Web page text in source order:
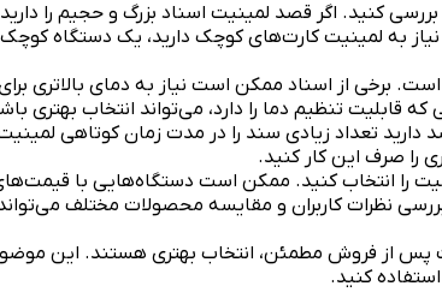
کنید. اگر قصد لمینیت اسناد بزرگ و حجیم را
به لمینیت کارت‌های کوچک دارید، یک دستگاه
برخی از اسناد ممکن است نیاز به دمای بالاتری
قابلیت تنظیم دما را دارد، می‌تواند انتخاب بهتری
تعداد زیادی سند را در مدت زمان کوتاهی
را صرف این کار کنید.
انتخاب کنید. ممکن است دستگاه‌هایی با
نظرات کاربران و مقایسه محصولات مختلف
پس از فروش مطمئن، انتخاب بهتری هستند. این
کنید.